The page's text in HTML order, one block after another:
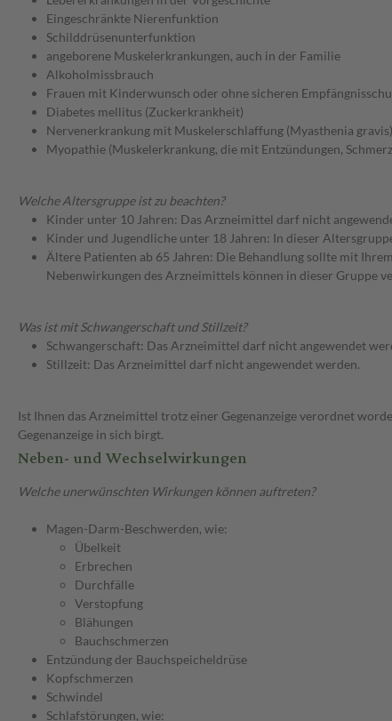
Eingeschränkte Nierenfunktion
Schilddrüsenunterfunktion
angeborene Muskelerkrankungen, auch in der Familie
Alkoholmissbrauch
Frauen mit Kinderwunsch oder ohne sicheren
Diabetes mellitus (Zuckerkrankheit)
Nervenerkrankung mit Muskelerschlaffung (Myasthenia gravis)
Myopathie (Muskelerkrankung, die mit Entzündungen,
Welche Altersgruppe ist zu beachten?
Kinder unter 10 Jahren: Das Arzneimittel darf nicht
Kinder und Jugendliche unter 18 Jahren: In dieser
Ältere Patienten ab 65 Jahren: Die Behandlung sollte mit
Nebenwirkungen des Arzneimittels können in dieser Gruppe
Was ist mit Schwangerschaft und Stillzeit?
Schwangerschaft: Das Arzneimittel darf nicht angewendet
Stillzeit: Das Arzneimittel darf nicht angewendet werden.
Ist Ihnen das Arzneimittel trotz einer Gegenanzeige verordnet
Gegenanzeige in sich birgt.
Neben- und Wechselwirkungen
Welche unerwünschten Wirkungen können auftreten?
Magen-Darm-Beschwerden, wie:
Übelkeit
Erbrechen
Durchfälle
Verstopfung
Blähungen
Bauchschmerzen
Entzündung der Bauchspeicheldrüse
Kopfschmerzen
Schwindel
Schlafstörungen, wie: